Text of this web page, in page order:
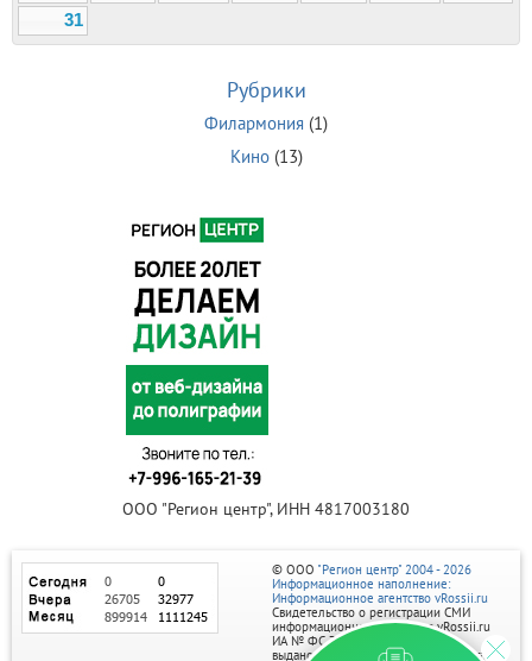
31
Рубрики
Филармония (1)
Кино(13)
ООО "Регион центр", ИНН 4817003180
© ООО "Регион центр" 2004 - 2026
Информационное наполнение:
Информационное агентство vRossii.ru
Свидетельство о регистрации СМИ
информационного агентства vRossii.ru
ИА № ФС 77‑35502
выдано РОСКОМНАДЗОРом 04 марта